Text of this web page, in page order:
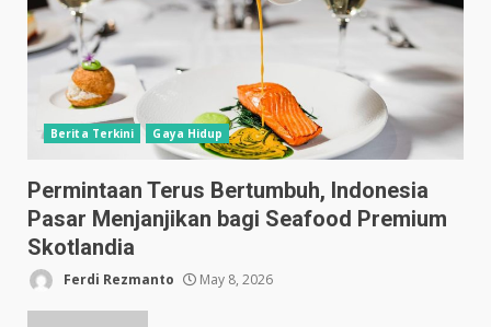
Berita Terkini Gaya Hidup
Permintaan Terus Bertumbuh, Indonesia
Pasar Menjanjikan bagi Seafood Premium
Skotlandia
Ferdi Rezmanto May 8, 2026